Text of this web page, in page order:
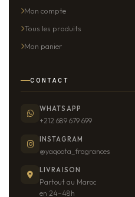
Mon compte
Tous les produits
Mon panier
CONTACT
WHATSAPP
+212 689 679 699
INSTAGRAM
@yaqoota_fragrances
LIVRAISON
Partout au Maroc
en 24–48h